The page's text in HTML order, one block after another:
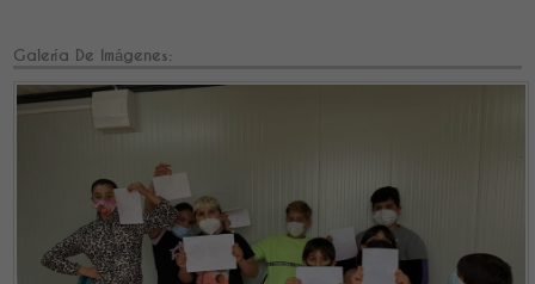
Galería De Imágenes: